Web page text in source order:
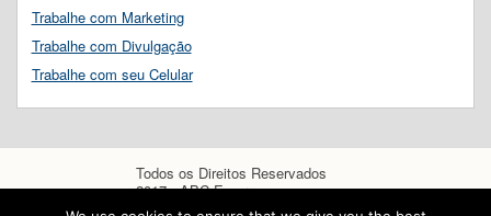
Trabalhe com Marketing
Trabalhe com Divulgação
Trabalhe com seu Celular
Todos os Direitos Reservados
2017 - ABC Empregos